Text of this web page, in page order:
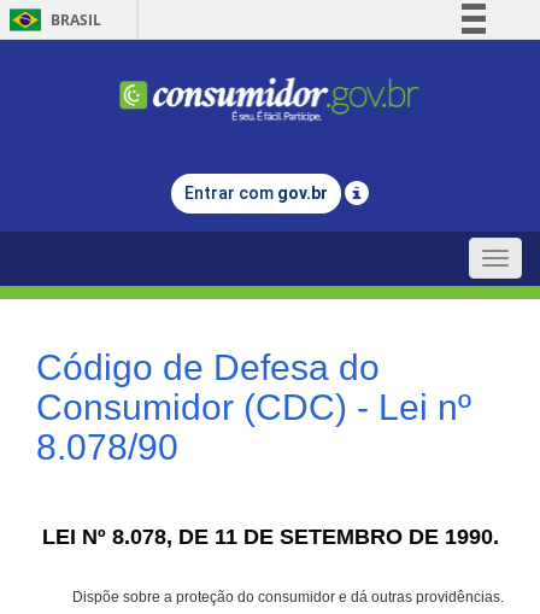
BRASIL
Comunica BR
Legislação
Entrar com gov.br
Toggle
Código de Defesa do
Consumidor (CDC) - Lei nº
8.078/90
LEI Nº 8.078, DE 11 DE SETEMBRO DE 1990.
Dispõe sobre a proteção do consumidor e dá outras providências.